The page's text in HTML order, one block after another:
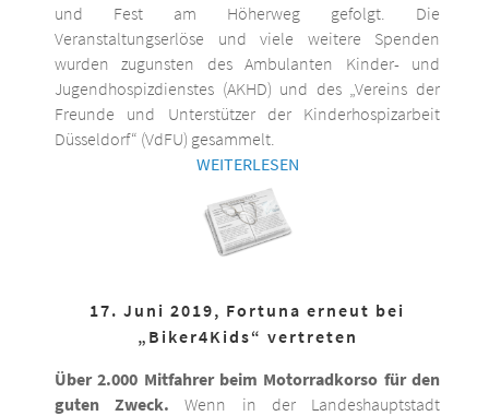
und Fest am Höherweg gefolgt. Die
Veranstaltungserlöse und viele weitere Spenden
wurden zugunsten des Ambulanten Kinder- und
Jugendhospizdienstes (AKHD) und des „Vereins der
Freunde und Unterstützer der Kinderhospizarbeit
Düsseldorf“ (VdFU) gesammelt.
WEITERLESEN
17. Juni 2019, Fortuna erneut bei
„Biker4Kids“ vertreten
Über 2.000 Mitfahrer beim Motorradkorso für den
guten Zweck. Wenn in der Landeshauptstadt